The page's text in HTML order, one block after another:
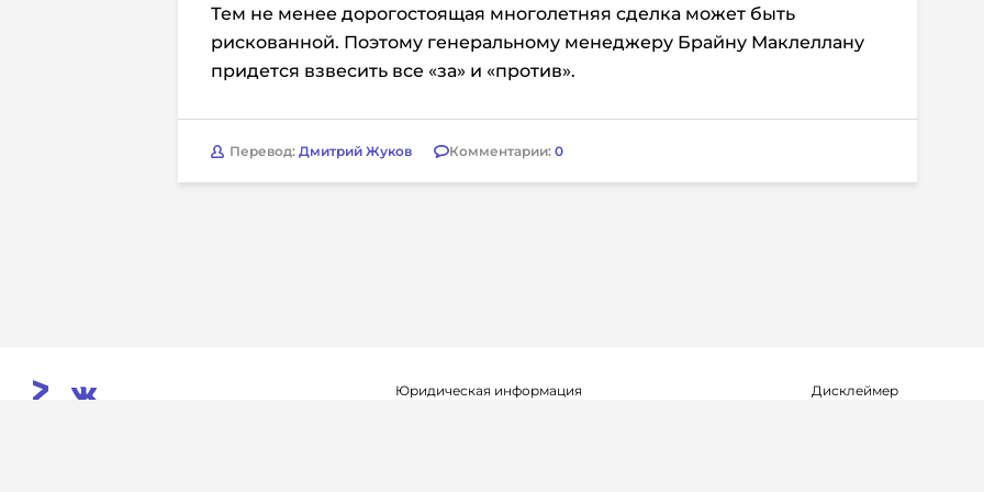
Тем не менее дорогостоящая многолетняя сделка может быть
рискованной. Поэтому генеральному менеджеру Брайну Маклеллану
придется взвесить все «за» и «против».
Перевод: Дмитрий Жуков Комментарии: 0
Юридическая информация Дисклеймер